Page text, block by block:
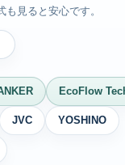
見ると安心です。
EcoFlow
JVC YOSHINO